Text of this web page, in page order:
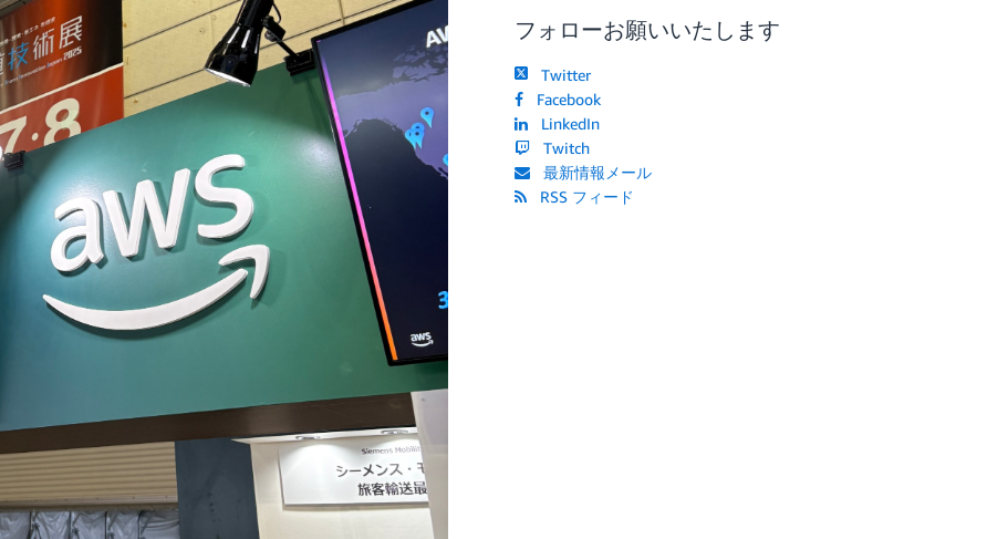
フォローお願いいたします
Twitter
Facebook
LinkedIn
Twitch
最新情報メール
RSS フィード